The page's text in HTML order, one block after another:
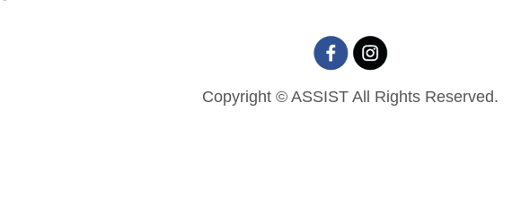
Copyright © ASSIST All Rights Reserved.